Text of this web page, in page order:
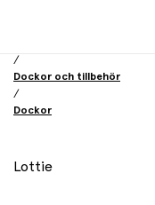
/
Dockor och tillbehör
/
Dockor
Lottie